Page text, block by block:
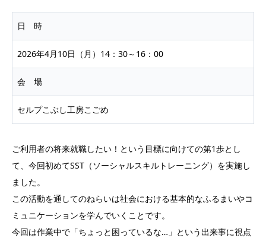
日 時
2026年4月10日（月）14：30～16：00
会 場
セルプこぶし工房こごめ
ご利用者の将来就職したい！という目標に向けての第1歩とし
て、今回初めてSST（ソーシャルスキルトレーニング）を実施し
ました。
この活動を通してのねらいは社会における基本的なふるまいやコ
ミュニケーションを学んでいくことです。
今回は作業中で「ちょっと困っているな…」という出来事に視点